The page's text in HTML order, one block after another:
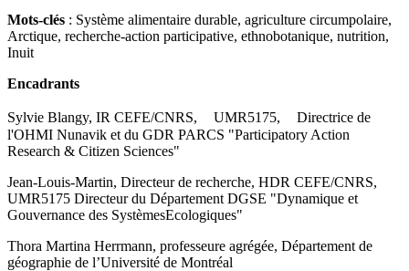
Mots-clés : Système alimentaire durable, agriculture circumpolaire,
Arctique, recherche-action participative, ethnobotanique, nutrition,
Inuit
Encadrants
Sylvie Blangy, IR CEFE/CNRS, UMR5175,
Directrice de
l'OHMI Nunavik et du GDR PARCS "Participatory Action
Research & Citizen Sciences"
Jean-Louis-Martin, Directeurde recherche, HDR CEFE/CNRS,
UMR5175 Directeurdu Département DGSE "Dynamique et
Gouvernance des SystèmesEcologiques"
Thora Martina Herrmann, professeure agrégée, Département de
géographie de l’Université de Montréal